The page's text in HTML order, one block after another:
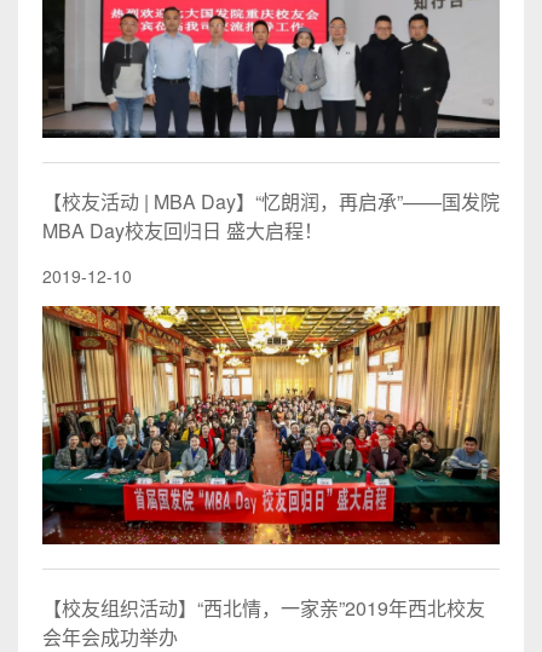
【校友活动 | MBA Day】“忆朗润，再启承”——国发院
MBA Day校友回归日 盛大启程！
2019-12-10
【校友组织活动】“西北情，一家亲”2019年西北校友
会年会成功举办